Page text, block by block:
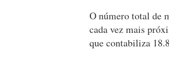
O número total de
cada vez mais
que contabiliza